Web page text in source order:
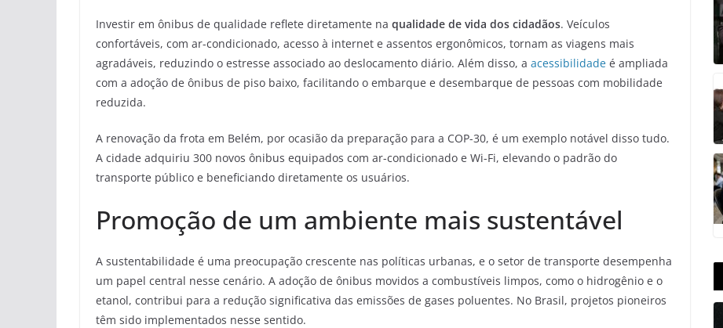
Investir em ônibus de qualidade reflete diretamente na qualidade de vida dos cidadãos. Veículos
confortáveis, com ar-condicionado, acesso à internet e assentos ergonômicos, tornam as viagens mais
agradáveis, reduzindo o estresse associado ao deslocamento diário. Além disso, a acessibilidade é ampliada
com a adoção de ônibus de piso baixo, facilitando o embarque e desembarque de pessoas com mobilidade
reduzida.
A renovação da frota em Belém, por ocasião da preparação para a COP-30, é um exemplo notável disso tudo.
A cidade adquiriu 300 novos ônibus equipados com ar-condicionado e Wi-Fi, elevando o padrão do
transporte público e beneficiando diretamente os usuários.
Promoção de um ambiente mais sustentável
A sustentabilidade é uma preocupação crescente nas políticas urbanas, e o setor de transporte desempenha
um papel central nesse cenário. A adoção de ônibus movidos a combustíveis limpos, como o hidrogênio e o
etanol, contribui para a redução significativa das emissões de gases poluentes. No Brasil, projetos pioneiros
têm sido implementados nesse sentido.